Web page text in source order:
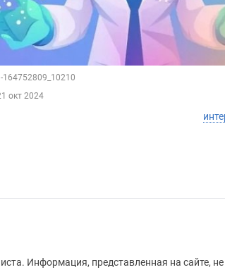
окт 2024
Информация, представленная на сайте,